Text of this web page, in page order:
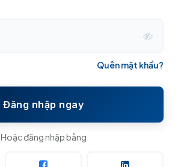
Quên mật khẩu?
Đăng nhập ngay
Hoặc đăng nhập bằng